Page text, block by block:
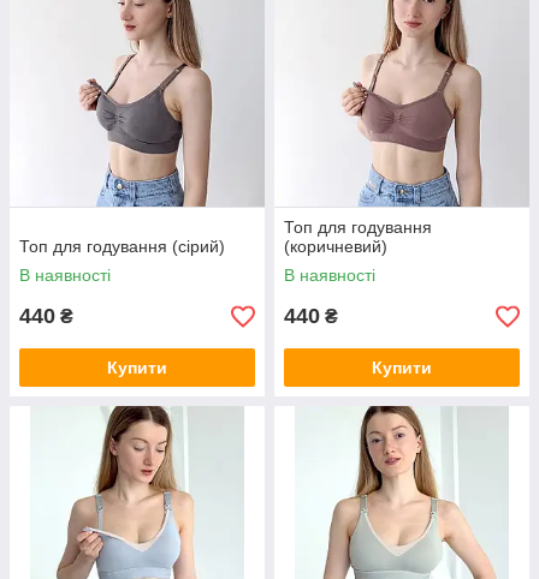
Топ для годування (сірий)
В наявності
440 ₴
Купити
Топ для годування
(коричневий)
В наявності
440 ₴
Купити